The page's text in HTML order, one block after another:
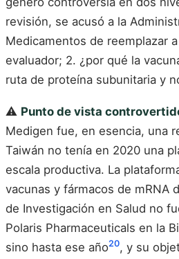
revisión, se acusó a la
Medicamentos de reemplazar
evaluador; 2. ¿por qué la
ruta de proteína subunitaria y
⚠️ Punto de vista
Medigen fue, en esencia, una
Taiwán no tenía en 2020 una
escala productiva. La
vacunas y fármacos de mRNA
de Investigación en Salud no
Polaris Pharmaceuticals en la
sino hasta ese año20, y su